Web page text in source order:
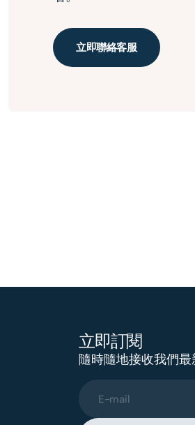
立即聯絡客服
立即訂閱
隨時隨地接收我們
E-mail